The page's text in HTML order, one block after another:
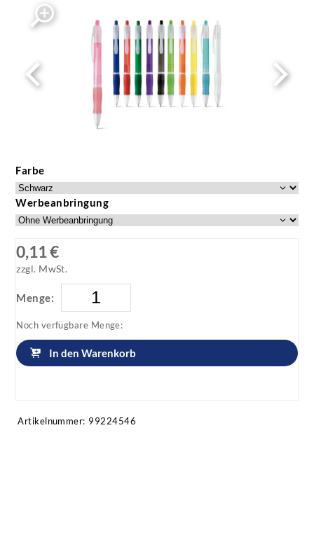
Farbe
Werbeanbringung
0,11 €
zzgl. MwSt.
Menge:
Noch verfügbare Menge:
In den Warenkorb
Artikelnummer: 99224546